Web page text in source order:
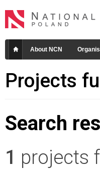
About NCN
Projects
Search
1 projects